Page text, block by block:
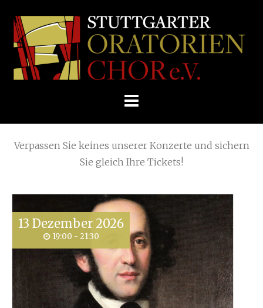
Skip
E.V.
Home Posts taggedBandoneon
Verpassen Sie keines unserer Konzerte und sichern
Sie gleich Ihre Tickets!
13 Dezember 2026
19:00 - 21:30